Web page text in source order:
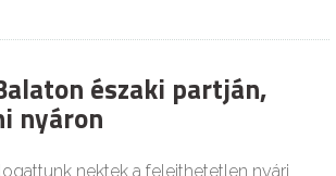
északi partján,
nyáron
nektek a felejthetetlen nyári